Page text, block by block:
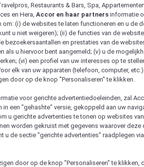
Restaurants & Bars, Spa,
en Hera, Accor en haar partners informatie
(i) de websites te laten functioneren en u de
u niet weigeren); (ii) de functies van de
bezoekersaantallen en prestaties van de
als u hiervoor bent aangemeld; (v) u de
(vi) een profiel van uw interesses op te
elk van uw apparaten (telefoon, computer,
door op de knop "Personaliseren" te klikken.
voor gerichte advertentiedoeleinden, zal
een "gehashte" versie, gekoppeld aan uw
u gerichte advertenties te tonen op websites
worden gekruist met gegevens waarover deze
u de sectie "gerichte advertenties" raadplegen
door op de knop "Personaliseren" te klikken,